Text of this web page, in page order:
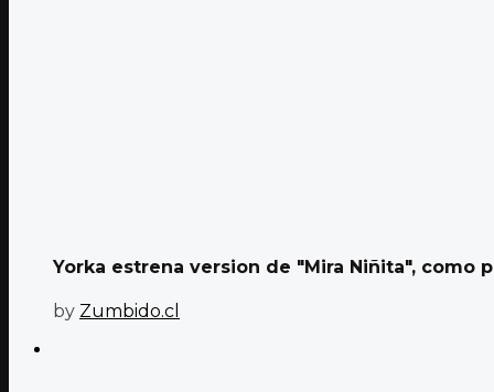
Yorka estrena version de "Mira Niñita", como
by Zumbido.cl